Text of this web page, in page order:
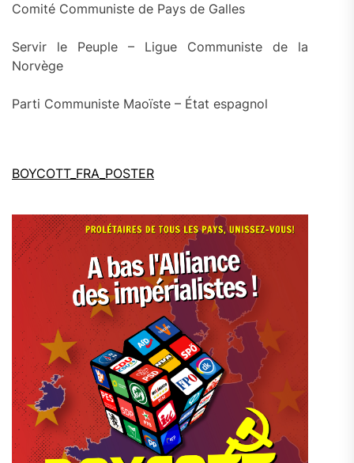
Comité Communiste de Pays de Galles
Servir le Peuple – Ligue Communiste de la
Norvège
Parti Communiste Maoïste – État espagnol
BOYCOTT_FRA_POSTER